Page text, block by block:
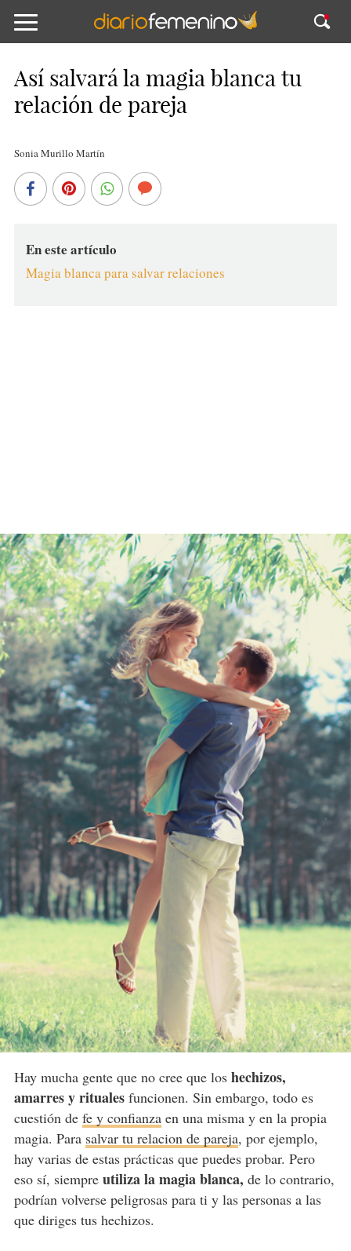
Así salvará la magia blanca tu
relación de pareja
Sonia Murillo Martín
En este artículo
Magia blanca para salvar relaciones
Hay mucha gente que no cree que los hechizos,
amarres y ritualesfuncionen. Sin embargo, todo es
cuestión de fe y confianzaen una misma y en la propia
magia. Para salvar tu relacion de pareja, por ejemplo,
hay varias de estas prácticas que puedes probar. Pero
eso sí, siempre utiliza la magia blanca, de lo contrario,
podrían volverse peligrosas para ti y las personas a las
que diriges tus hechizos.